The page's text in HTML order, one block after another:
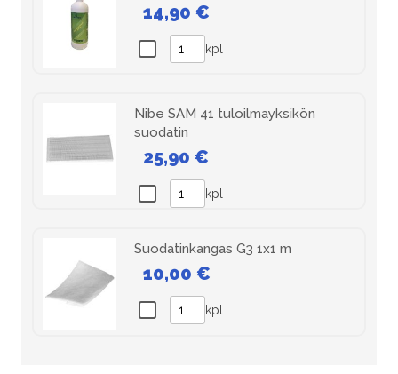
14,90 €
kpl
Nibe SAM 41 tuloilmayksikön
suodatin
25,90 €
kpl
Suodatinkangas G3 1x1 m
10,00 €
kpl